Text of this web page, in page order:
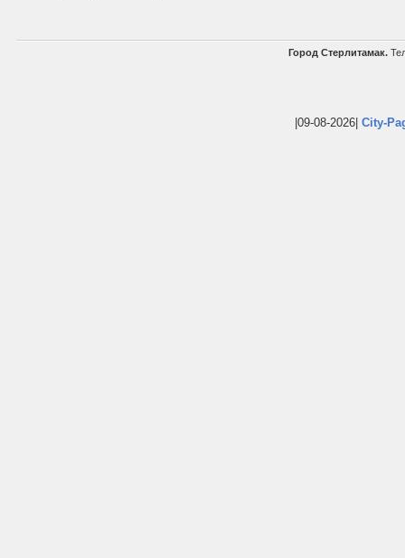
Город Стерлитамак.
|09-08-2026| City-